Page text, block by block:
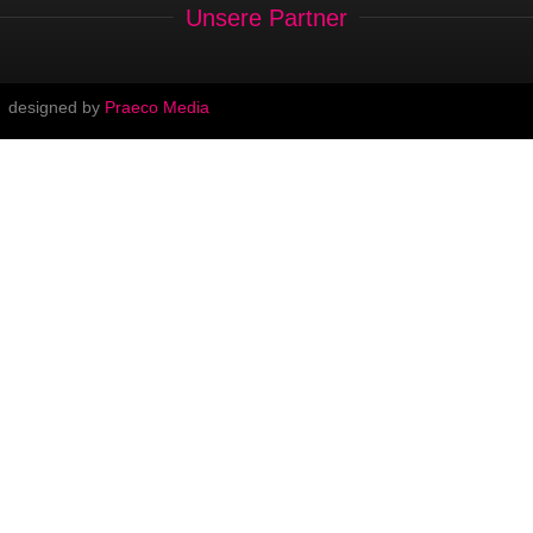
Unsere Partner
designed by Praeco Media